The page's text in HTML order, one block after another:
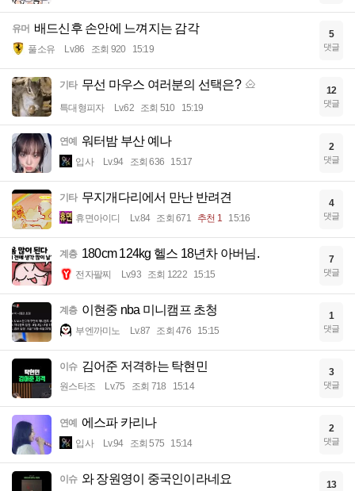
유머 배드신후 손안에 느껴지는 감각
풀소유 Lv.86 조회 920 15:19
5
댓글
기타 무선 마우스 여러분의 선택은?
특대형피자 Lv.62 조회 510 15:19
12
댓글
연예 워터밤 부산 예나
입사 Lv.94 조회 636 15:17
2
댓글
기타 무지개다리에서 만난 반려견
휴면아이디 Lv.84 조회 671 추천 1 15:16
4
댓글
계층 180cm 124kg 헬스 18년차 아버님.
전자팔찌 Lv.93 조회 1222 15:15
7
댓글
계층 이현중 nba 미니캠프 초청
부엔까미노 Lv.87 조회 476 15:15
1
댓글
이슈 김어준 저격하는 탁현민
원스타조 Lv.75 조회 718 15:14
3
댓글
연예 에스파 카리나
입사 Lv.94 조회 575 15:14
2
댓글
이슈 와 장원영이 중국인이라네요 13